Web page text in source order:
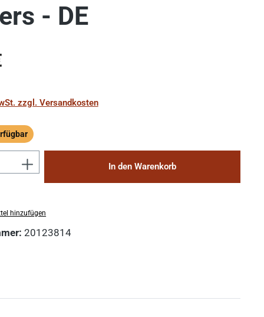
- DE
zzgl. Versandkosten
Anzahl: Gib den gewünschten Wert
In den Warenkorb
hinzufügen
20123814